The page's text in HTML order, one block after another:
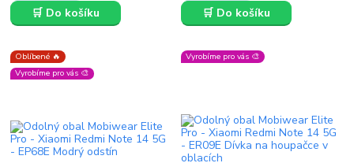
🛒 Do košíku 🛒 Do košíku
Oblíbené 🔥
Vyrobíme pro vás 🎨
Vyrobíme pro vás 🎨